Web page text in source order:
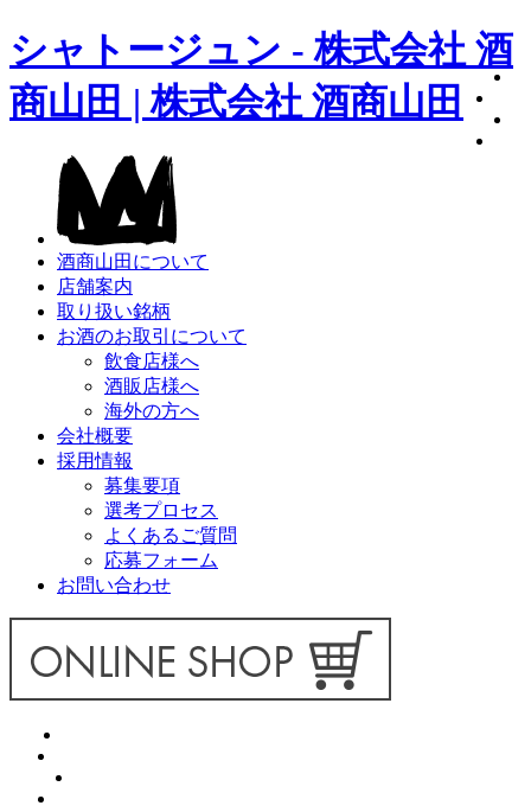
シャトージュン - 株式会社 酒
商山田 | 株式会社 酒商山田
酒商山田について
店舗案内
取り扱い銘柄
お酒のお取引について
飲食店様へ
酒販店様へ
海外の方へ
会社概要
採用情報
募集要項
選考プロセス
よくあるご質問
応募フォーム
お問い合わせ